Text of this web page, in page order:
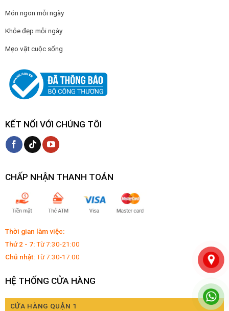
Món ngon mỗi ngày
Khỏe đẹp mỗi ngày
Mẹo vặt cuộc sống
KẾT NỐI VỚI CHÚNG TÔI
CHẤP NHẬN THANH TOÁN
Thời gian làm việc:
Thứ 2 - 7:Từ 7:30-21:00
Chủ nhật:Từ 7:30-17:00
HỆ THỐNG CỬA HÀNG
CỬA HÀNG QUẬN 1